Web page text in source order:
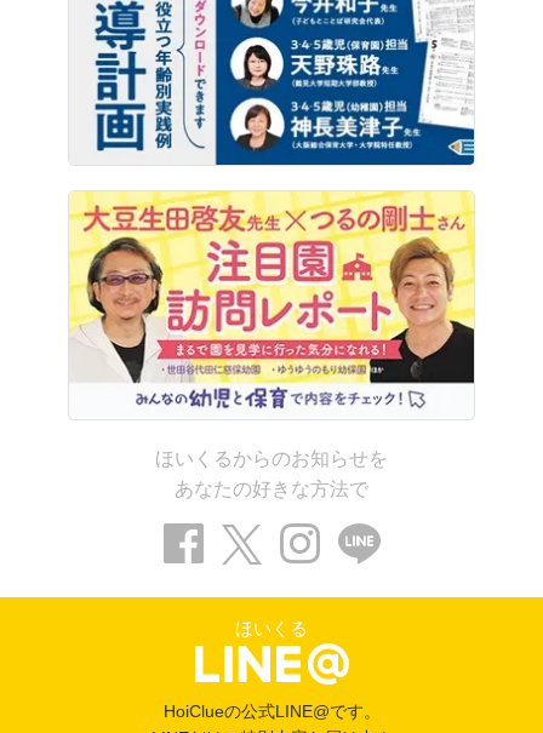
ほいくるからのお知らせを
あなたの好きな方法で
ほいくる
HoiClueの公式LINE@です。